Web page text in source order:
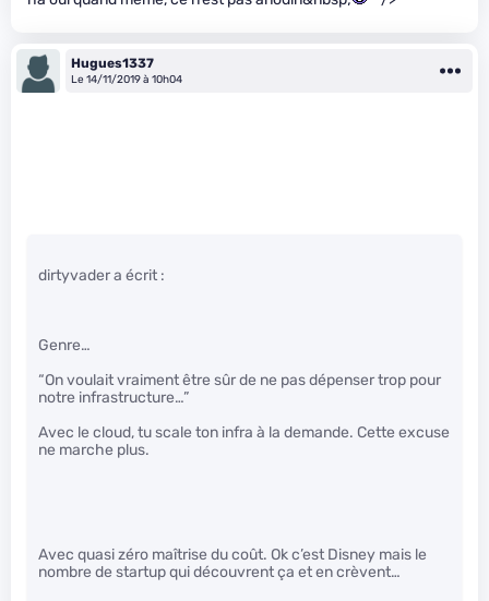
Hugues1337
Le 14/11/2019 à 10h04
dirtyvader a écrit :
Genre…
“On voulait vraiment être sûr de ne pas dépenser trop pour
notre infrastructure…”
Avec le cloud, tu scale ton infra à la demande. Cette excuse
ne marche plus.
Avec quasi zéro maîtrise du coût. Ok c’est Disney mais le
nombre de startup qui découvrent ça et en crèvent…